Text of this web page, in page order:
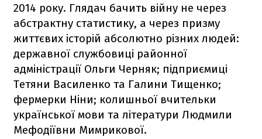
2014 року. Глядач бачить війну не через
абстрактну статистику, а через призму
життєвих історій абсолютно різних людей:
державної службовиці районної
адміністрації Ольги Черняк; підприємиці
Тетяни Василенко та Галини Тищенко;
фермерки Ніни; колишньої вчительки
української мови та літератури Людмили
Мефодіївни Мимрикової.